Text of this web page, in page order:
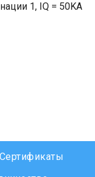
1, IQ = 50KA
Сертификаты